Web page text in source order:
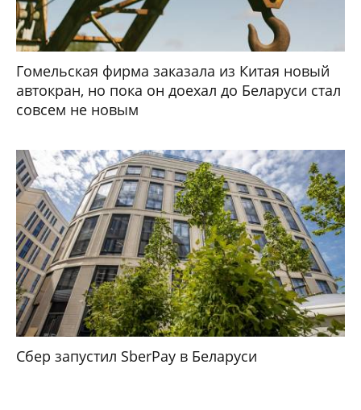
Гомельская фирма заказала из Китая новый
автокран, но пока он доехал до Беларуси стал
совсем не новым
Сбер запустил SberPay в Беларуси